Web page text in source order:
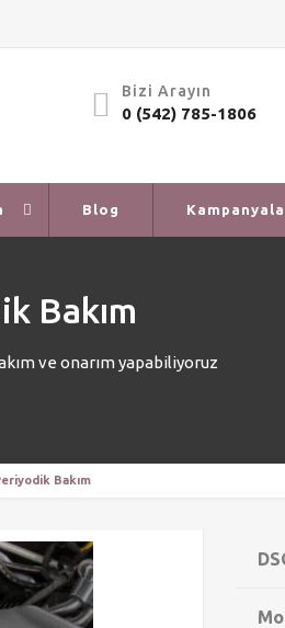
Bizi Arayın
0 (542) 785-1806
Blog
Bakım
ve onarım yapabiliyoruz
Bakım